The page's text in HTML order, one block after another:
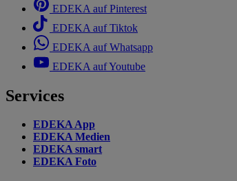
EDEKA auf Pinterest
EDEKA auf Tiktok
EDEKA auf Whatsapp
EDEKA auf Youtube
Services
EDEKA App
EDEKA Medien
EDEKA smart
EDEKA Foto